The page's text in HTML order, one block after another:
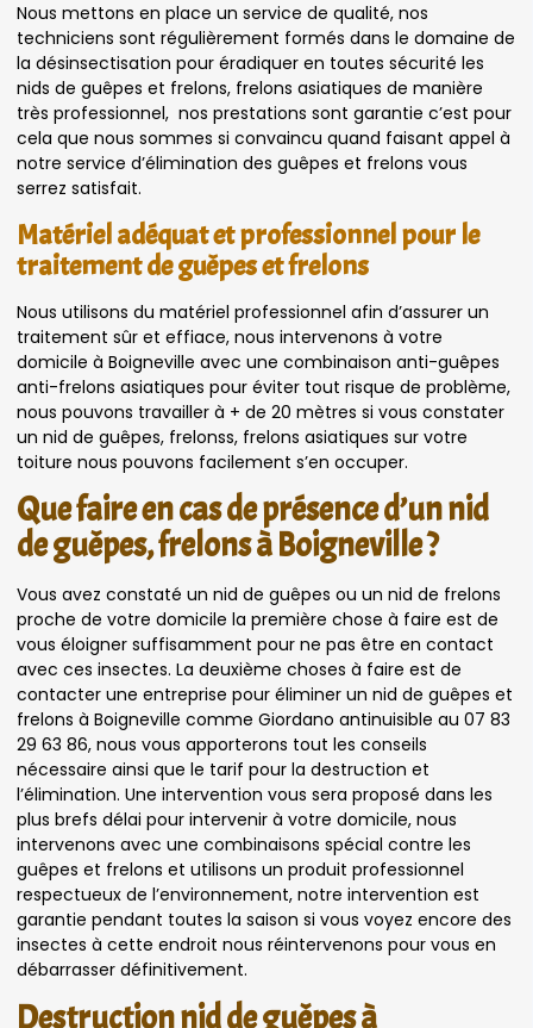
Nous mettons en place un service de qualité, nos
techniciens sont régulièrement formés dans le domaine de
la désinsectisation pour éradiquer en toutes sécurité les
nids de guêpes et frelons, frelons asiatiques de manière
très professionnel, nos prestations sont garantie c’est pour
cela que nous sommes si convaincu quand faisant appel à
notre service d’élimination des guêpes et frelons vous
serrez satisfait.
Matériel adéquat et professionnel pour le
traitement de guêpes et frelons
Nous utilisons du matériel professionnel afin d’assurer un
traitement sûr et effiace, nous intervenons à votre
domicile à Boigneville avec une combinaison anti-guêpes
anti-frelons asiatiques pour éviter tout risque de problème,
nous pouvons travailler à + de 20 mètres si vous constater
un nid de guêpes, frelonss, frelons asiatiques sur votre
toiture nous pouvons facilement s’en occuper.
Que faire en cas de présence d’un nid
de guêpes, frelons à Boigneville ?
Vous avez constaté un nid de guêpes ou un nid de frelons
proche de votre domicile la première chose à faire est de
vous éloigner suffisamment pour ne pas être en contact
avec ces insectes. La deuxième choses à faire est de
contacter une entreprise pour éliminer un nid de guêpes et
frelons à Boigneville comme Giordano antinuisible au 07 83
29 63 86, nous vous apporterons tout les conseils
nécessaire ainsi que le tarif pour la destruction et
l’élimination. Une intervention vous sera proposé dans les
plus brefs délai pour intervenir à votre domicile, nous
intervenons avec une combinaisons spécial contre les
guêpes et frelons et utilisons un produit professionnel
respectueux de l’environnement, notre intervention est
garantie pendant toutes la saison si vous voyez encore des
insectes à cette endroit nous réintervenons pour vous en
débarrasser définitivement.
Destruction nid de guêpes à